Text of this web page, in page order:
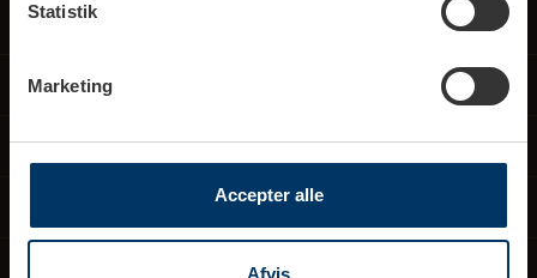
Statistik
Marketing
Accepter alle
Afvis
Åbningstider showroom
Service
Dine fordele